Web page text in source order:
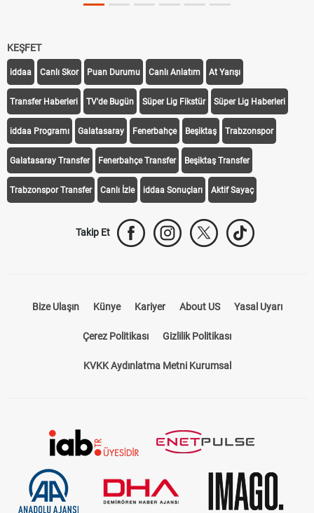
KEŞFET
iddaa Canlı Skor Puan Durumu Canlı Anlatım At Yarışı
Transfer Haberleri TV'de Bugün Süper Lig Fikstür Süper Lig Haberleri
iddaa Programı Galatasaray Fenerbahçe Beşiktaş Trabzonspor
Galatasaray Transfer Fenerbahçe Transfer Beşiktaş Transfer
Trabzonspor Transfer Canlı İzle iddaa Sonuçları Aktif Sayaç
Takip Et
Bize Ulaşın Künye Kariyer About US Yasal Uyarı
Çerez Politikası Gizlilik Politikası
KVKK Aydınlatma Metni Kurumsal